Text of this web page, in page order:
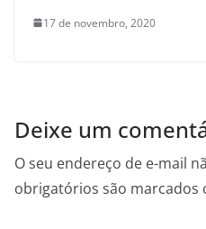
17 de novembro, 2020
Deixe um
O seu endereço de e-mail
obrigatórios são marcados